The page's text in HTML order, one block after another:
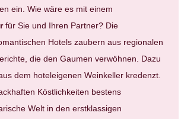
ein. Wie wäre es mit einem
für Sie und Ihren Partner? Die
Hotels zaubern aus regionalen
die den Gaumen verwöhnen. Dazu
dem hoteleigenen Weinkeller kredenzt.
Köstlichkeiten bestens
Welt in den erstklassigen